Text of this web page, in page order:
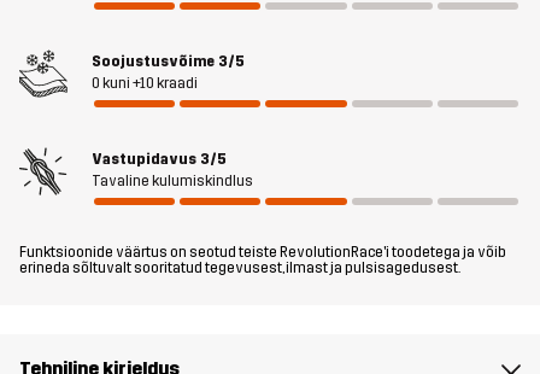
lisasoojust.
Materjal 1 100% Polüester (Taaskasutatud)
Materjal 2 95% Polüester, 5% Elastaan
Soojustusvõime 3/5
0 kuni +10 kraadi
Vastupidavus 3/5
Tavaline kulumiskindlus
Funktsioonide väärtus on seotud teiste RevolutionRace'i toodetega ja võib
erineda sõltuvalt sooritatud tegevusest, ilmast ja pulsisagedusest.
Tehniline kirjeldus